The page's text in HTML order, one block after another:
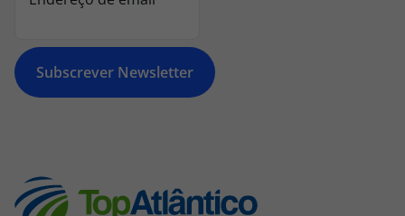
topatlantico@topatlantico.com
Subscrever Newsletter